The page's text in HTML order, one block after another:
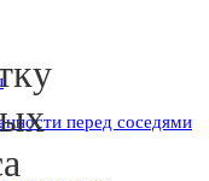
перед соседями